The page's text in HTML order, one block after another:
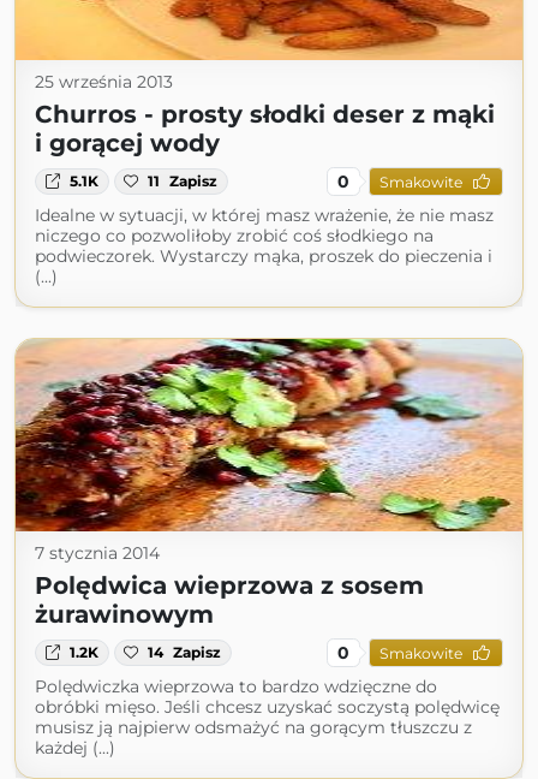
25 września 2013
Churros - prosty słodki deser z mąki
i gorącej wody
5.1K 11 Zapisz 0 Smakowite
Idealne w sytuacji, w której masz wrażenie, że nie masz
niczego co pozwoliłoby zrobić coś słodkiego na
podwieczorek. Wystarczy mąka, proszek do pieczenia i
(...)
7 stycznia 2014
Polędwica wieprzowa z sosem
żurawinowym
1.2K 14 Zapisz 0 Smakowite
Polędwiczka wieprzowa to bardzo wdzięczne do
obróbki mięso. Jeśli chcesz uzyskać soczystą polędwicę
musisz ją najpierw odsmażyć na gorącym tłuszczu z
każdej (...)